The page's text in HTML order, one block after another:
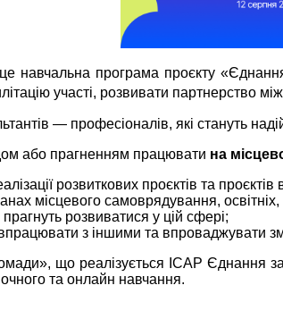
навчальна програма проєкту
участі, розвивати партнерство
— професіоналів, які стануть
або прагненням працювати на
розвиткових проєктів та
місцевого самоврядування, освітніх,
розвиватися у цій сфері;
з іншими та впроваджувати
що реалізується ІСАР Єднання
очного та онлайн навчання.